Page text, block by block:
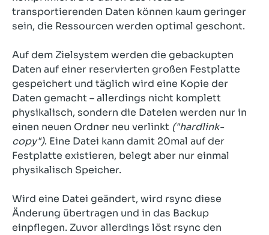
transportierenden Daten können kaum geringer
sein, die Ressourcen werden optimal geschont.
Auf dem Zielsystem werden die gebackupten
Daten auf einer reservierten großen Festplatte
gespeichert und täglich wird eine Kopie der
Daten gemacht – allerdings nicht komplett
physikalisch, sondern die Dateien werden nur in
einen neuen Ordner neu verlinkt ("hardlink-
copy"). Eine Datei kann damit 20mal auf der
Festplatte existieren, belegt aber nur einmal
physikalisch Speicher.
Wird eine Datei geändert, wird rsync diese
Änderung übertragen und in das Backup
einpflegen. Zuvor allerdings löst rsync den